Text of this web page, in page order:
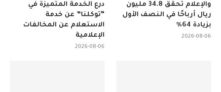
درع الخدمة المتميزة في
“توكلنا” عن خدمة
الاستعلام عن المخالفات
الإعلامية
2026-08-06
والإعلام تحقق 34.8 مليون
ريال أرباحًا في النصف الأول
بزيادة 64%
2026-08-06